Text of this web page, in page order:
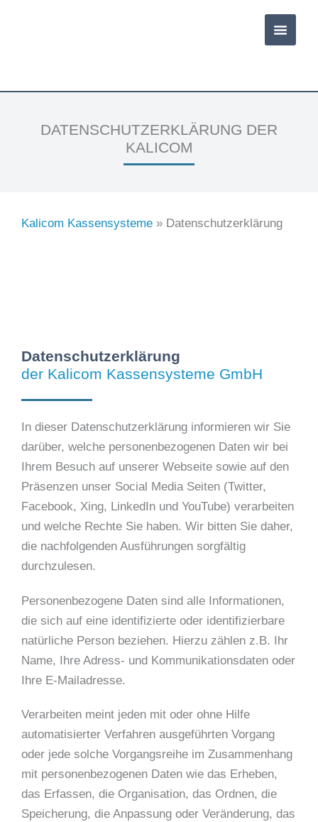
DATENSCHUTZERKLÄRUNG DER
KALICOM
Kalicom Kassensysteme » Datenschutzerklärung
Datenschutzerklärung
der Kalicom Kassensysteme GmbH
In dieser Datenschutzerklärung informieren wir Sie
darüber, welche personenbezogenen Daten wir bei
Ihrem Besuch auf unserer Webseite sowie auf den
Präsenzen unser Social Media Seiten (Twitter,
Facebook, Xing, LinkedIn und YouTube) verarbeiten
und welche Rechte Sie haben. Wir bitten Sie daher,
die nachfolgenden Ausführungen sorgfältig
durchzulesen.
Personenbezogene Daten sind alle Informationen,
die sich auf eine identifizierte oder identifizierbare
natürliche Person beziehen. Hierzu zählen z.B. Ihr
Name, Ihre Adress- und Kommunikationsdaten oder
Ihre E-Mailadresse.
Verarbeiten meint jeden mit oder ohne Hilfe
automatisierter Verfahren ausgeführten Vorgang
oder jede solche Vorgangsreihe im Zusammenhang
mit personenbezogenen Daten wie das Erheben,
das Erfassen, die Organisation, das Ordnen, die
Speicherung, die Anpassung oder Veränderung, das